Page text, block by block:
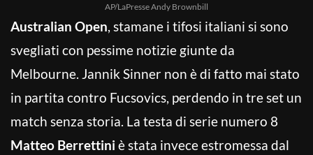
AP/LaPresse Andy Brownbill
Australian Open, stamane i tifosi italiani si sono
svegliati con pessime notizie giunte da
Melbourne. Jannik Sinner non è di fatto mai stato
in partita contro Fucsovics, perdendo in tre set un
match senza storia. La testa di serie numero 8
Matteo Berrettini è stata invece estromessa dal